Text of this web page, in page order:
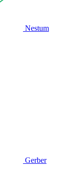
Nestum
Gerber